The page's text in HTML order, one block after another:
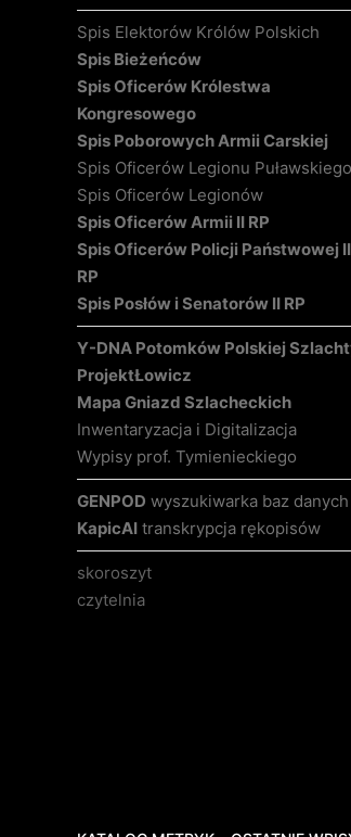
Spis Elektorów Królów Polskich
Spis Bieżeńców
Spis Oficerów Królestwa
Kongresowego
Spis Poborowych Armii Carskiej
Spis Oficerów Legionu Puławskiego
Spis Oficerów Legionów
Spis Oficerów Armii II RP
Spis Oficerów Policji Państwowej II
RP
Spis Posłów i Senatorów II RP
Y-DNA Potomków Polskiej
ProjektŁowicz
Mapa Gniazd Szlacheckich
Inwentaryzacja i Digitalizacja
Wypisy prof. Tymienieckiego
GENPOD wyszukiwarka baz danych
KapicAI transkrypcja rękopisów
skoroszyt
czytelnia